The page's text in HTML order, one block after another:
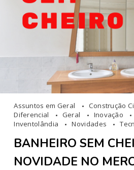
Assuntos em Geral Construção
Diferencial
Geral Inovação
Inventolândia
Novidades
BANHEIRO SEM
NOVIDADE NO